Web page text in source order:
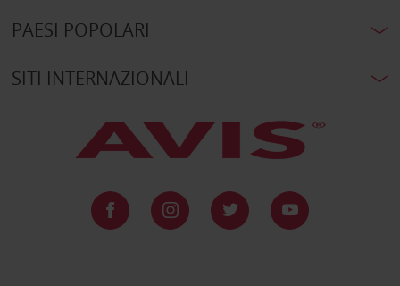
PAESI POPOLARI
SITI INTERNAZIONALI